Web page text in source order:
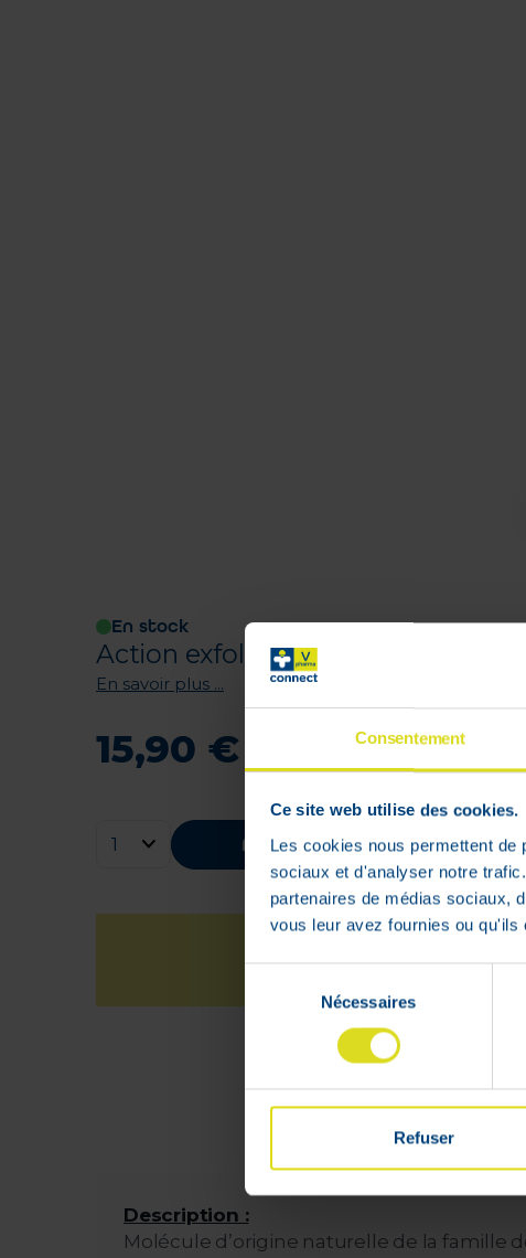
Consentement
Ce site web utilise des cookies.
Les cookies nous permettent
sociaux et d'analyser notre
partenaires de médias sociaux,
vous leur avez fournies ou
du
consentement
Nécessaires
Refuser
En stock
Action exfoliante, purifiante et
En savoir plus ...
15,90 €
Ajouter au panier
à
Description :
Molécule d’origine naturelle de la famille